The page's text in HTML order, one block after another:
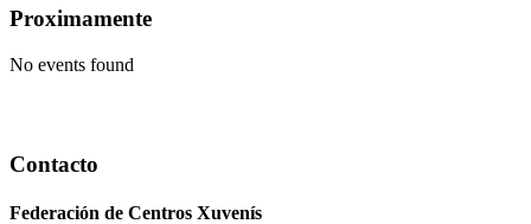
Proximamente
No events found
Contacto
Federación de Centros Xuvenís